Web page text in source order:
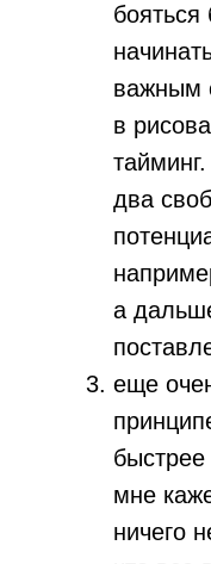
бояться
важным
в
два
а
еще
мне
ничего